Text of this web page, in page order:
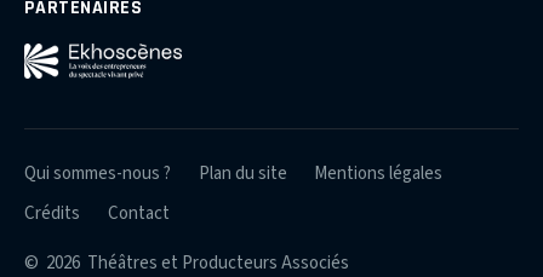
PARTENAIRES
© 2026 Théâtres et Producteurs Associés
Qui sommes-nous ? Plan du site
Mentions légales
Crédits
Contact